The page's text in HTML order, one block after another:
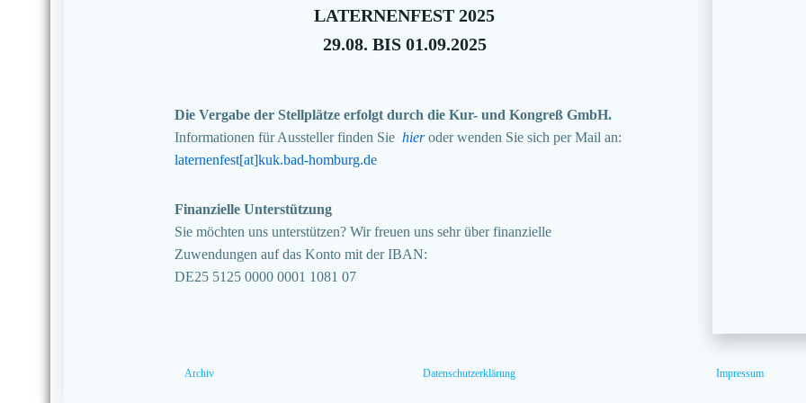
LATERNENFEST 2025
29.08. BIS 01.09.2025
Die Vergabe der Stellplätze erfolgt durch die Kur- und Kongreß GmbH.
Informationen für Aussteller finden Sie hieroder wenden Sie sich per Mail an:
laternenfest[at]kuk.bad-homburg.de
Finanzielle Unterstützung
Sie möchten uns unterstützen? Wir freuen uns sehr über finanzielle
Zuwendungen auf das Konto mit der IBAN:
DE25 5125 0000 0001 1081 07
Archiv Datenschutzerklärung Impressum